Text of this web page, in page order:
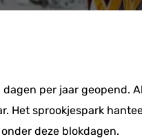
per jaar geopend.
Het sprookjespark
deze blokdagen.